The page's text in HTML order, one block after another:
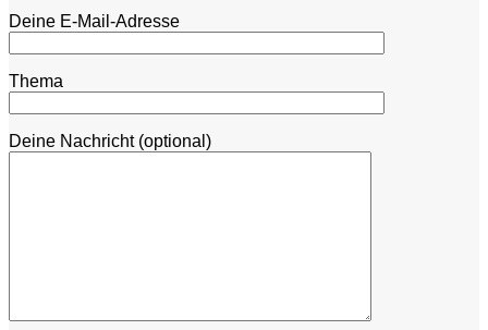
Deine E-Mail-Adresse
Thema
Deine Nachricht (optional)